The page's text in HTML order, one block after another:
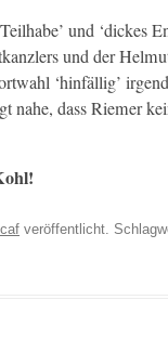
und ‘dick­es
und der
‘hin­fäl­lig’
nahe, dass Riemer
veröffentlicht.